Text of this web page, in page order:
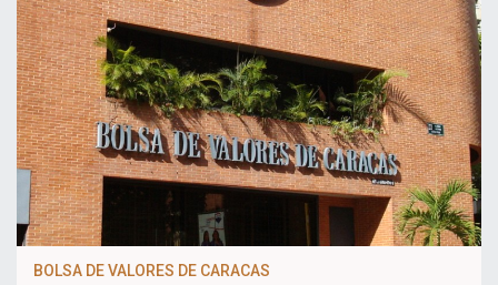
BOLSA DE VALORES DE CARACAS